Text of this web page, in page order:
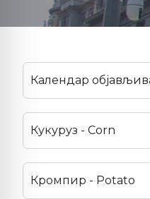
Календар
Кукуруз - Corn
Кромпир - Potato